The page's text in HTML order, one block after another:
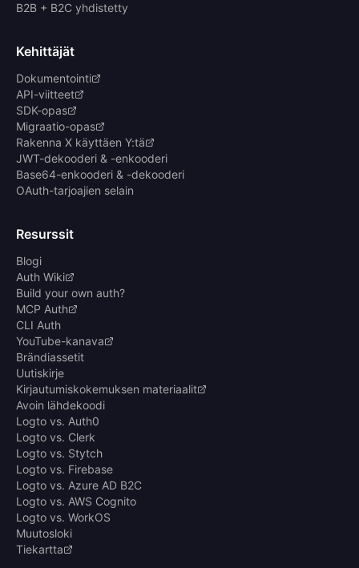
B2B + B2C yhdistetty
Kehittäjät
Dokumentointi
API-viitteet
SDK-opas
Migraatio-opas
Rakenna X käyttäen Y:tä
JWT-dekooderi & -enkooderi
Base64-enkooderi & -dekooderi
OAuth-tarjoajien selain
Resurssit
Blogi
Auth Wiki
Build your own auth?
MCP Auth
CLI Auth
YouTube-kanava
Brändiassetit
Uutiskirje
Kirjautumiskokemuksen materiaalit
Avoin lähdekoodi
Logto vs. Auth0
Logto vs. Clerk
Logto vs. Stytch
Logto vs. Firebase
Logto vs. Azure AD B2C
Logto vs. AWS Cognito
Logto vs. WorkOS
Muutosloki
Tiekartta